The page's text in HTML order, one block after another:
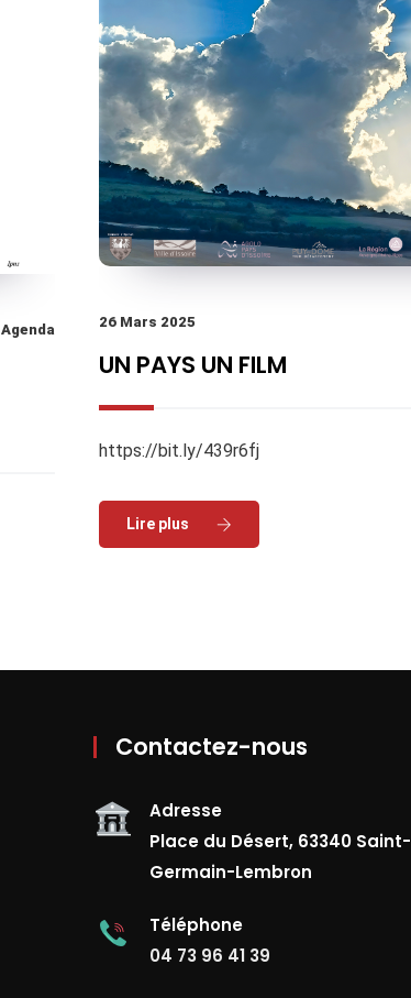
Agenda 26 Mars 2025
UN PAYS UN FILM
https://bit.ly/439r6fj
Read More
Contactez-nous
Adresse
Place du Désert, 63340 Saint-
Germain-Lembron
Téléphone
04 73 96 41 39